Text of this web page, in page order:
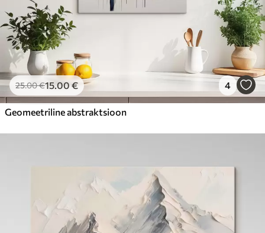
25.00€15.00 € 4
Geomeetriline abstraktsioon